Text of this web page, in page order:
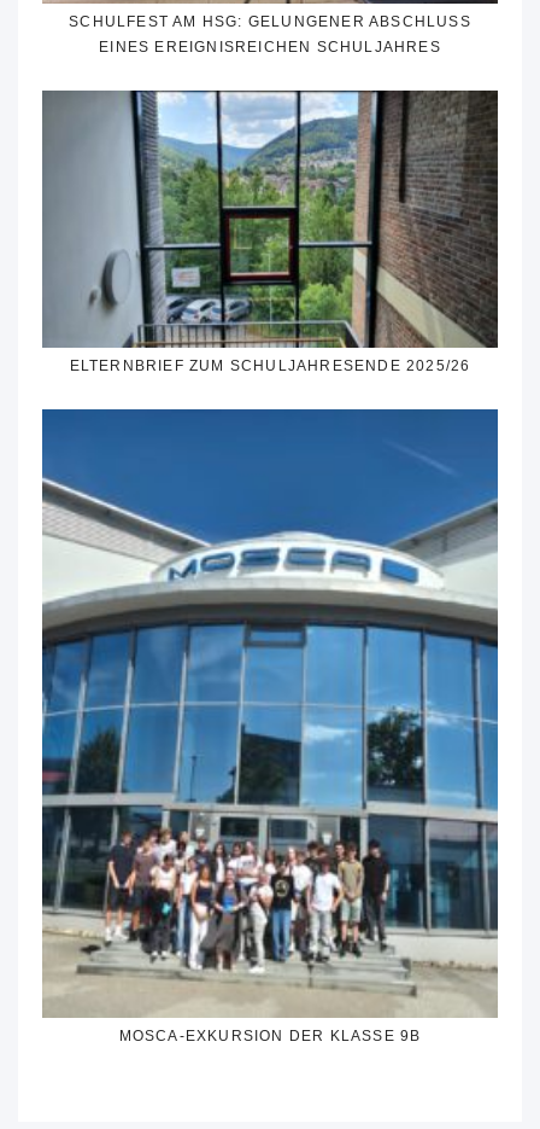
SCHULFEST AM HSG: GELUNGENER ABSCHLUSS
EINES EREIGNISREICHEN SCHULJAHRES
ELTERNBRIEF ZUM SCHULJAHRESENDE 2025/26
MOSCA-EXKURSION DER KLASSE 9B